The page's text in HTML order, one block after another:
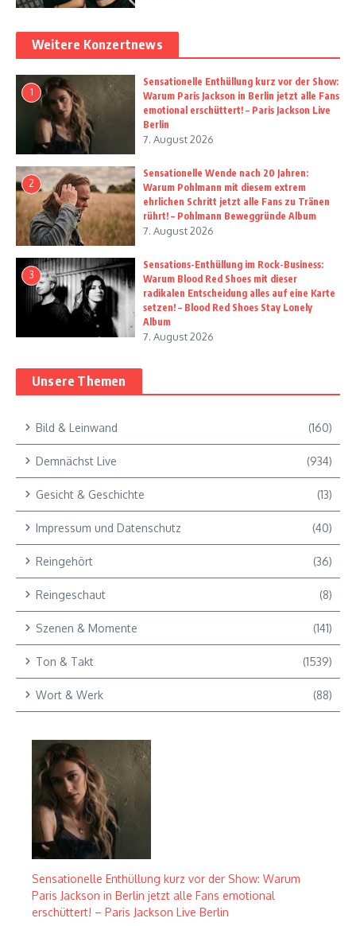
Weitere Konzertnews
1
Sensationelle Enthüllung kurz vor der Show:
Warum Paris Jackson in Berlin jetzt alle Fans
emotional erschüttert! – Paris Jackson Live
Berlin
7. August 2026
2
Sensationelle Wende nach 20 Jahren:
Warum Pohlmann mit diesem extrem
ehrlichen Schritt jetzt alle Fans zu Tränen
rührt! – Pohlmann Beweggründe Album
7. August 2026
3
Sensations-Enthüllung im Rock-Business:
Warum Blood Red Shoes mit dieser
radikalen Entscheidung alles auf eine Karte
setzen! – Blood Red Shoes Stay Lonely
Album
7. August 2026
Unsere Themen
Bild & Leinwand (160)
Demnächst Live (934)
Gesicht & Geschichte (13)
Impressum und Datenschutz (40)
Reingehört (36)
Reingeschaut (8)
Szenen & Momente (141)
Ton & Takt (1539)
Wort & Werk (88)
Sensationelle Enthüllung kurz vor der Show: Warum
Paris Jackson in Berlin jetzt alle Fans emotional
erschüttert! – Paris Jackson Live Berlin